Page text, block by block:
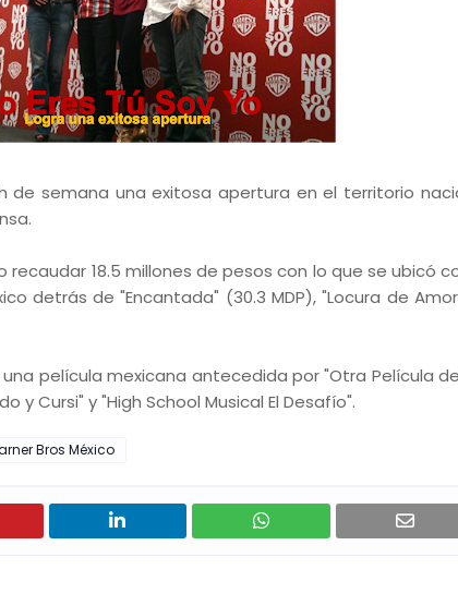
de semana una exitosa apertura en el territorio
recaudar 18.5 millones de pesos con lo que se ubicó
detrás de "Encantada" (30.3 MDP), "Locura de
película mexicana antecedida por "Otra Película de
y Cursi" y "High School Musical El Desafío".
Bros México